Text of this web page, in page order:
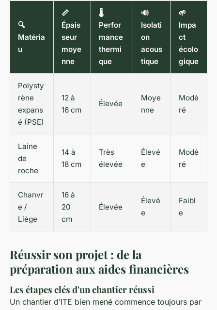
🔍
Matéria
u
📏
Épais
seur
moye
nne
🌡️
Perfor
mance
thermi
que
🔊
Isolati
on
acous
tique
🌱
Impa
ct
écolo
gique
Polysty
rène
expans
é (PSE)
12 à
16 cm
Élevée
Moye
nne
Modé
ré
Laine
de
roche
14 à
18 cm
Très
élevée
Élevé
e
Modé
ré
Chanvr
e /
Liège
16 à
20
cm
Élevée
Élevé
e
Faibl
e
Réussir son projet : de la
préparation aux aides financières
Les étapes clés d'un chantier réussi
Un chantier d’ITE bien mené commence toujours par